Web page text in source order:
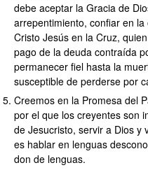
debe aceptar la Gracia de
arrepentimiento, confiar en
Cristo Jesús en la Cruz,
pago de la deuda contraída
permanecer fiel hasta la
susceptible de perderse por
Creemos en la Promesa del
por el que los creyentes son
de Jesucristo, servir a Dios y
es hablar en lenguas
don de lenguas.